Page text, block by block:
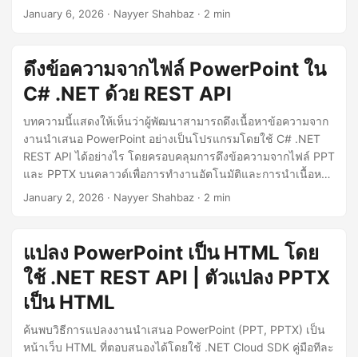
ไม่ต้องพึ่งพา Microsoft PowerPoint.
January 6, 2026 · Nayyer Shahbaz · 2 min
ดึงข้อความจากไฟล์ PowerPoint ใน
C# .NET ด้วย REST API
บทความนี้แสดงให้เห็นว่าผู้พัฒนาสามารถดึงเนื้อหาข้อความจาก
งานนำเสนอ PowerPoint อย่างเป็นโปรแกรมโดยใช้ C# .NET
REST API ได้อย่างไร โดยครอบคลุมการดึงข้อความจากไฟล์ PPT
และ PPTX บนคลาวด์เพื่อการทำงานอัตโนมัติและการนำเนื้อหา
ไปใช้ซ้ำ.
January 2, 2026 · Nayyer Shahbaz · 2 min
แปลง PowerPoint เป็น HTML โดย
ใช้ .NET REST API | ตัวแปลง PPTX
เป็น HTML
ค้นพบวิธีการแปลงงานนำเสนอ PowerPoint (PPT, PPTX) เป็น
หน้าเว็บ HTML ที่ตอบสนองได้โดยใช้ .NET Cloud SDK คู่มือทีละ